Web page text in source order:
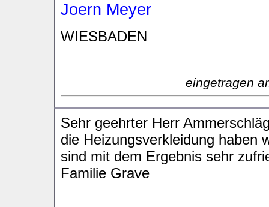
Joern Meyer
WIESBADEN
eingetragen
Sehr geehrter Herr
die Heizungsverkleidung haben
sind mit dem Ergebnis sehr
Familie Grave